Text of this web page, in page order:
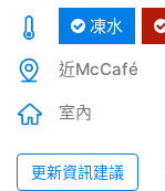
凍水
近McCafé
室內
更新資訊建議